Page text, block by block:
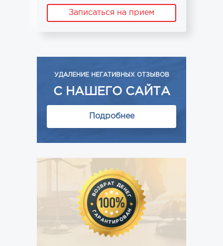
Записаться на прием
УДАЛЕНИЕ НЕГАТИВНЫХ ОТЗЫВОВ
С НАШЕГО САЙТА
Подробнее